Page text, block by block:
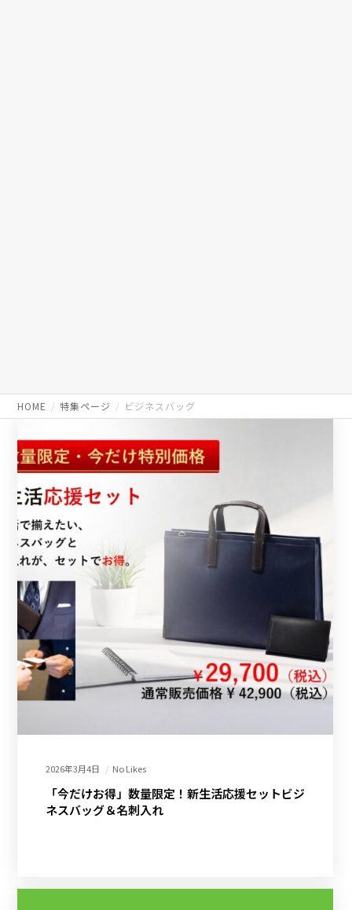
HOME 特集ページ ビジネスバッグ
2026年3月4日 No Likes
「今だけお得」数量限定！新生活応援セットビジ
ネスバッグ＆名刺入れ